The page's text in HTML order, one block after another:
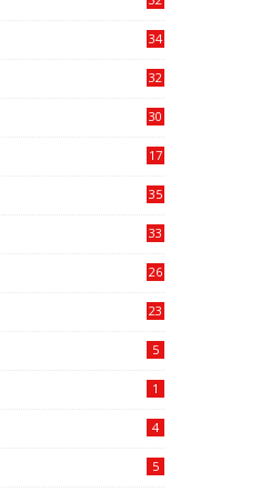
34
32
30
17
35
33
26
23
5
1
4
5